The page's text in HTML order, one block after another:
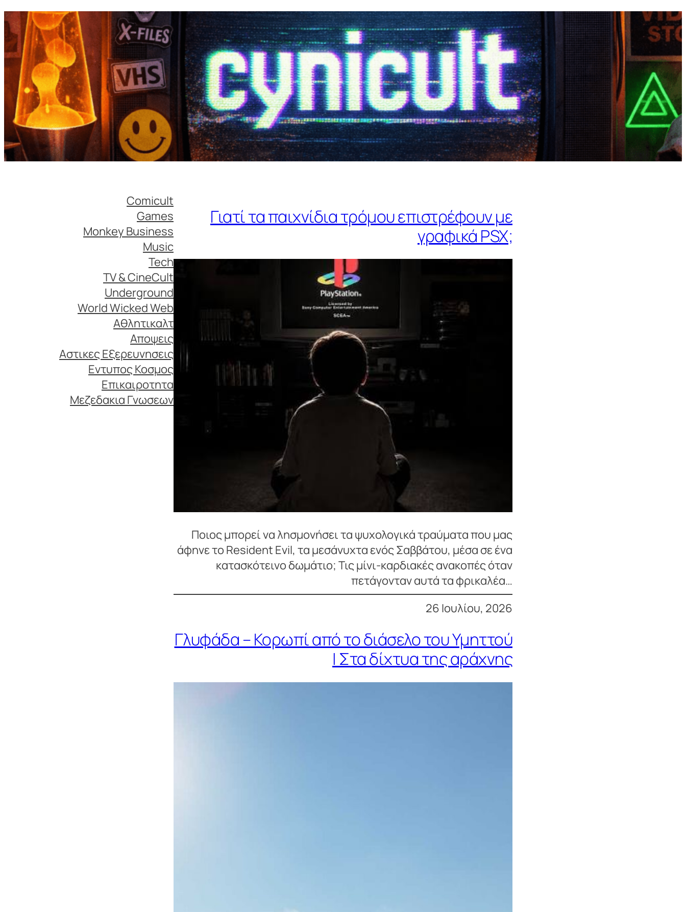
Comicult
Games
Monkey Business
Music
Tech
TV & CineCult
Underground
World Wicked Web
Αθλητικαλτ
Αποψεις
Αστικες Εξερευνησεις
Εντυπος Κοσμος
Επικαιροτητα
Μεζεδακια Γνωσεων
Γιατί τα παιχνίδια τρόμου επιστρέφουν με
γραφικά PSX;
Ποιος μπορεί να λησμονήσει τα ψυχολογικά τραύματα που μας
άφηνε το Resident Evil, τα μεσάνυχτα ενός Σαββάτου, μέσα σε ένα
κατασκότεινο δωμάτιο; Τις μίνι-καρδιακές ανακοπές όταν
πετάγονταν αυτά τα φρικαλέα…
26 Ιουλίου, 2026
Γλυφάδα – Κορωπί από το διάσελο του Υμηττού
| Στα δίχτυα της αράχνης